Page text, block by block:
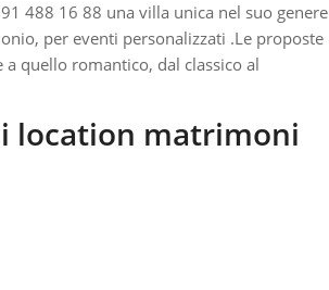
488 16 88 una villa unica nel suo genere
per eventi personalizzati .Le proposte
quello romantico, dal classico al
location matrimoni